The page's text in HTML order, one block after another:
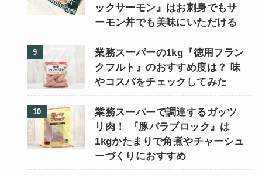
ックサーモン』はお刺身でもサ
ーモン丼でも美味にいただける
業務スーパーの1kg『徳用フラン
クフルト』のおすすめ度は？ 味
やコスパをチェックしてみた
業務スーパーで調達するガッツ
リ肉！ 『豚バラブロック』は
1kgかたまりで角煮やチャーシュ
ーづくりにおすすめ